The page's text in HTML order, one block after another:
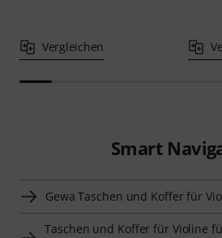
Vergleichen
Smart
Gewa Taschen und Koffer für
Taschen und Koffer für Violine